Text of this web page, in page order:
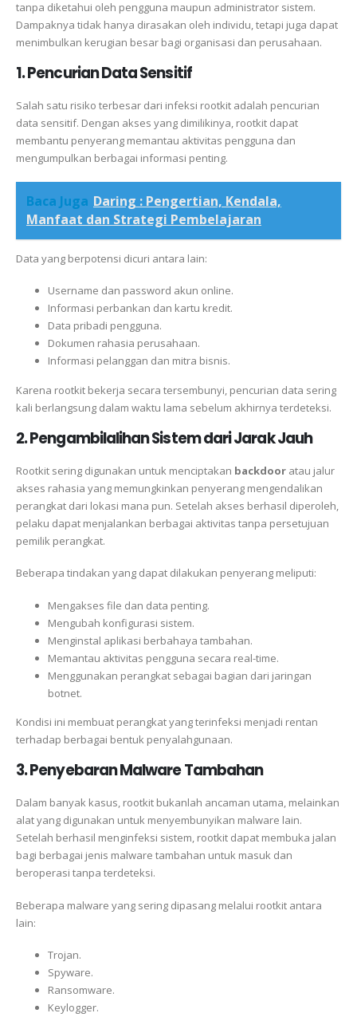
tanpa diketahui oleh pengguna maupun administrator sistem.
Dampaknya tidak hanya dirasakan oleh individu, tetapi juga dapat
menimbulkan kerugian besar bagi organisasi dan perusahaan.
1. Pencurian Data Sensitif
Salah satu risiko terbesar dari infeksi rootkit adalah pencurian
data sensitif. Dengan akses yang dimilikinya, rootkit dapat
membantu penyerang memantau aktivitas pengguna dan
mengumpulkan berbagai informasi penting.
Baca Juga Daring : Pengertian, Kendala,
Manfaat dan Strategi Pembelajaran
Data yang berpotensi dicuri antara lain:
Username dan password akun online.
Informasi perbankan dan kartu kredit.
Data pribadi pengguna.
Dokumen rahasia perusahaan.
Informasi pelanggan dan mitra bisnis.
Karena rootkit bekerja secara tersembunyi, pencurian data sering
kali berlangsung dalam waktu lama sebelum akhirnya terdeteksi.
2. Pengambilalihan Sistem dari Jarak Jauh
Rootkit sering digunakan untuk menciptakan backdoor atau jalur
akses rahasia yang memungkinkan penyerang mengendalikan
perangkat dari lokasi mana pun. Setelah akses berhasil diperoleh,
pelaku dapat menjalankan berbagai aktivitas tanpa persetujuan
pemilik perangkat.
Beberapa tindakan yang dapat dilakukan penyerang meliputi:
Mengakses file dan data penting.
Mengubah konfigurasi sistem.
Menginstal aplikasi berbahaya tambahan.
Memantau aktivitas pengguna secara real-time.
Menggunakan perangkat sebagai bagian dari jaringan
botnet.
Kondisi ini membuat perangkat yang terinfeksi menjadi rentan
terhadap berbagai bentuk penyalahgunaan.
3. Penyebaran Malware Tambahan
Dalam banyak kasus, rootkit bukanlah ancaman utama, melainkan
alat yang digunakan untuk menyembunyikan malware lain.
Setelah berhasil menginfeksi sistem, rootkit dapat membuka jalan
bagi berbagai jenis malware tambahan untuk masuk dan
beroperasi tanpa terdeteksi.
Beberapa malware yang sering dipasang melalui rootkit antara
lain:
Trojan.
Spyware.
Ransomware.
Keylogger.